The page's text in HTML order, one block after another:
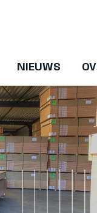
NIEUWS